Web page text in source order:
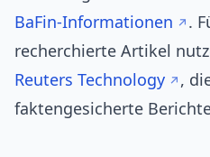
BaFin‑Informationen
.
recherchierte Artikel
Reuters Technology
,
faktengesicherte